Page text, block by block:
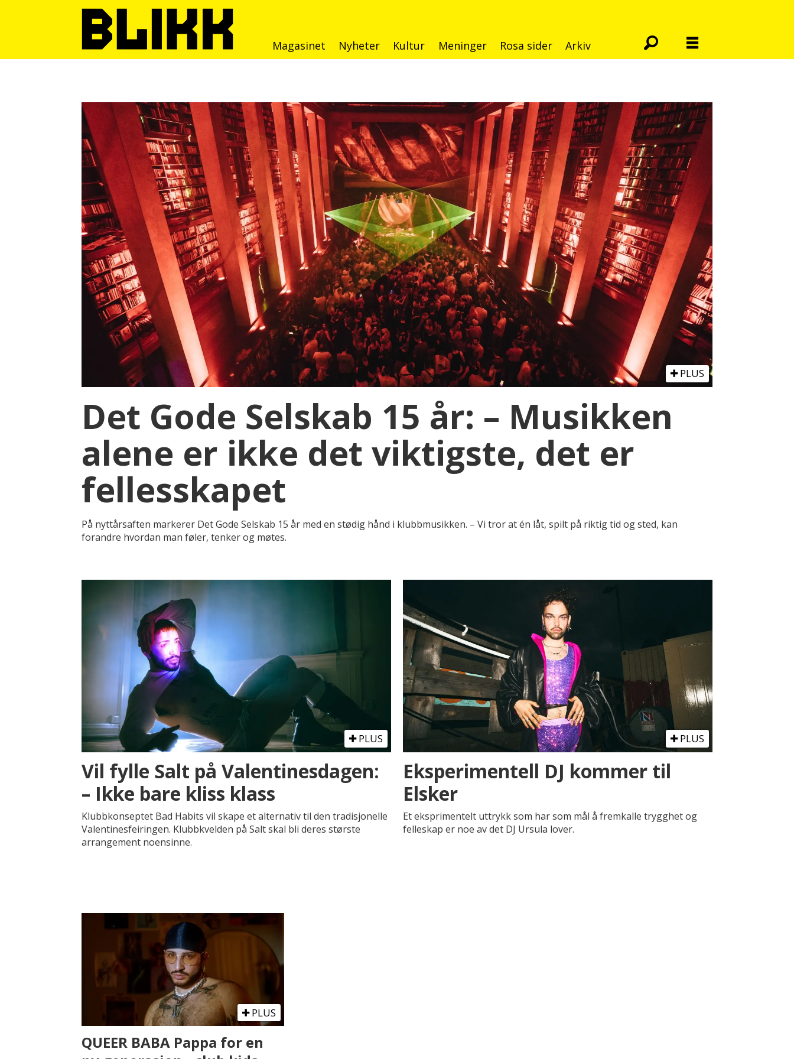
Magasinet Nyheter Kultur Meninger Rosa sider Arkiv
klubbkonsept
PLUS
Det Gode Selskab 15 år: – Musikken
alene er ikke det viktigste, det er
fellesskapet
På nyttårsaften markerer Det Gode Selskab 15 år med en stødig hånd i klubbmusikken. – Vi tror at én låt, spilt på riktig tid og sted, kan
forandre hvordan man føler, tenker og møtes.
PLUS
Vil fylle Salt på Valentinesdagen:
– Ikke bare kliss klass
Klubbkonseptet Bad Habits vil skape et alternativ til den tradisjonelle
Valentinesfeiringen. Klubbkvelden på Salt skal bli deres største
arrangement noensinne.
PLUS
Eksperimentell DJ kommer til
Elsker
Et eksprimentelt uttrykk som har som mål å fremkalle trygghet og
felleskap er noe av det DJ Ursula lover.
PLUS
QUEER BABA Pappa for en